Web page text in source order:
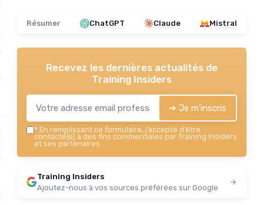
Résumer ChatGPT Claude Mistral
Recevez les dernières actualités de
Training Insiders
➔ Je m'inscris
* En remplissant ce formulaire, j’accepte d’être
contacté(e) à des fins commerciales par Training Insiders
et ses partenaires.
Training Insiders
Ajoutez-nous à vos sources préférées sur Google